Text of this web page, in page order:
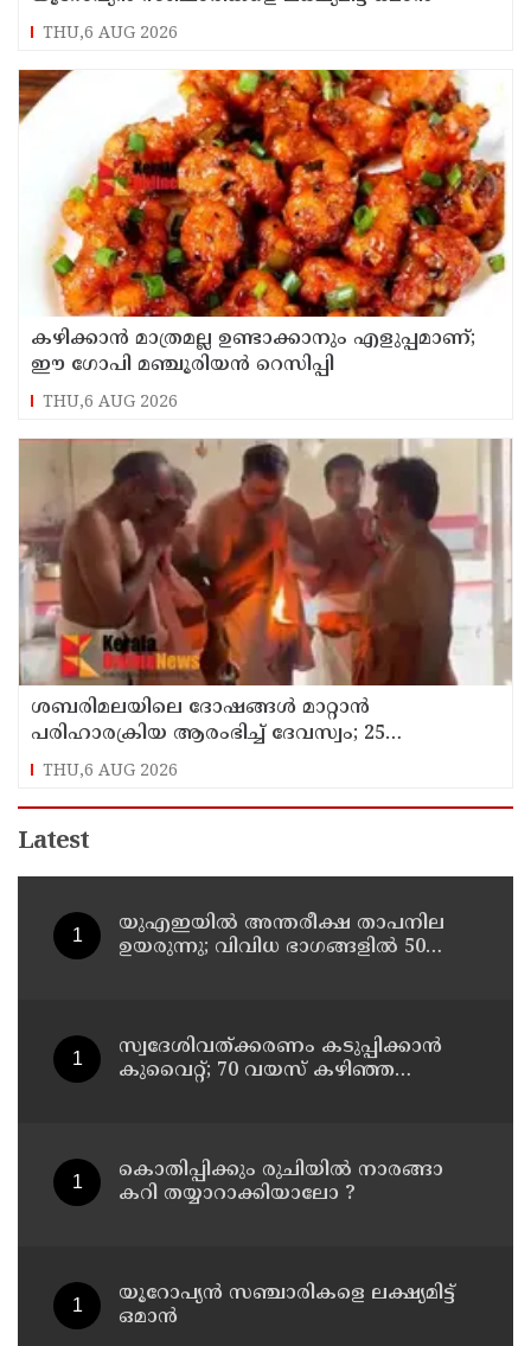
THU,6 AUG 2026
കഴിക്കാൻ മാത്രമല്ല ഉണ്ടാക്കാനും എളുപ്പമാണ്;
ഈ ഗോപി മഞ്ചൂരിയൻ റെസിപ്പി
THU,6 AUG 2026
ശബരിമലയിലെ ദോഷങ്ങൾ മാറ്റാൻ
പരിഹാരക്രിയ ആരംഭിച്ച് ദേവസ്വം; 25
ക്ഷേത്രങ്ങളിൽ പ്രത്യേക പൂജ
THU,6 AUG 2026
Latest
യുഎഇയില്‍ അന്തരീക്ഷ താപനില
ഉയരുന്നു; വിവിധ ഭാഗങ്ങളില്‍ 50
സ്വദേശിവത്ക്കരണം കടുപ്പിക്കാന്‍
കുവൈറ്റ്; 70 വയസ് കഴിഞ്ഞ
കൊതിപ്പിക്കും രുചിയിൽ നാരങ്ങാ
കറി തയ്യാറാക്കിയാലോ ?
യൂറോപ്യന്‍ സഞ്ചാരികളെ ലക്ഷ്യമിട്ട്
ഒമാന്‍